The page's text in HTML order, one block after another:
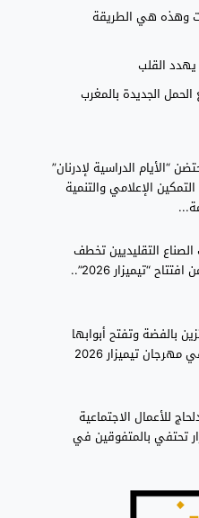
وهذه هي الطريقة
القلب
الجديدة بالمغرب
“الأيام الدراسية لإدرنان”
الإعلامي والتنمية
الصناع التقليديين تخطف
الأضواء من افتتاح “تيميزار 2026”..
بالفضة وتفتح أبوابها
مهرجان تيميزار 2026
للأعمال الاجتماعية
تحتفي بالمتفوقين في